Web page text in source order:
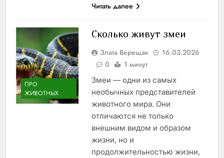
Читать далее
ПРО
ЖИВОТНЫХ
Сколько живут змеи
Злата Верещак
16.03.2026
0
1 минут
Змеи — одни из самых
необычных представителей
животного мира. Они
отличаются не только
внешним видом и образом
жизни, но и
продолжительностью жизни,